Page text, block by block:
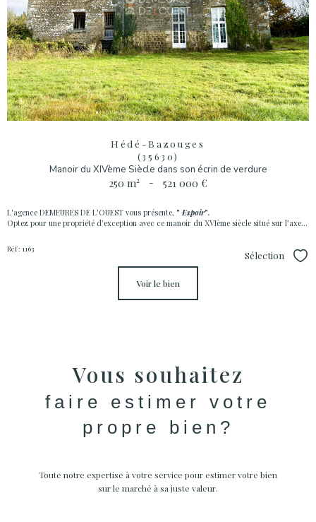
Hédé-Bazouges
(35630)
Manoir du XIVème Siècle dans son écrin de verdure
250 m² - 521 000 €
L'agence DEMEURES DE L'OUEST vous présente, "Espoir".
Optez pour une propriété d’exception avec ce manoir du XVIème siècle situé sur l’axe...
Réf : 1163
Sélection
voir le bien
Vous souhaitez
faire estimer votre
propre bien?
Toute notre expertise à votre service pour estimer votre bien
sur le marché à sa juste valeur.